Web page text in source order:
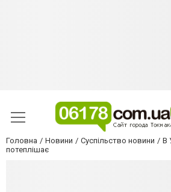
Головна Новини Суспільство новини
В
потеплішає